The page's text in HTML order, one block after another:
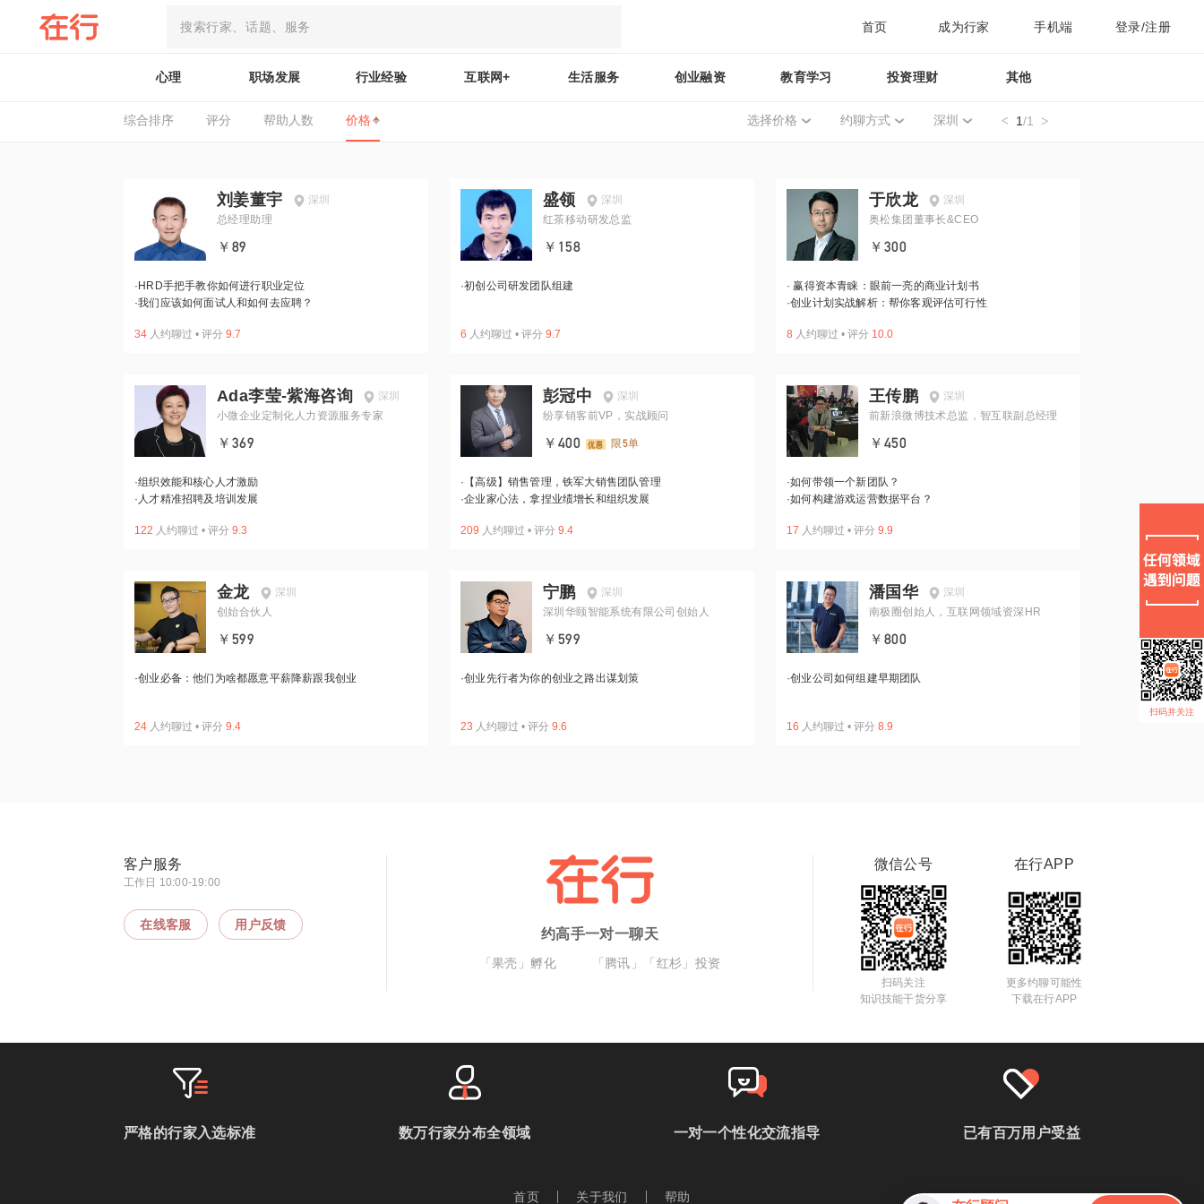
首页 成为行家 手机端 登录/注册
心理 职场发展 行业经验 互联网+ 生活服务 创业融资 教育学习 投资理财 其他
综合排序 评分 帮助人数 价格 选择价格 约聊方式 深圳 1/1
刘姜董宇
深圳
总经理助理
￥89
· HRD手把手教你如何进行职业定位
·我们应该如何面试人和如何去应聘？
34 人约聊过 • 评分 9.7
盛领
深圳
红茶移动研发总监
￥158
·初创公司研发团队组建
6 人约聊过 • 评分 9.7
于欣龙
深圳
奥松集团董事长&CEO
￥300
· 赢得资本青睐：眼前一亮的商业计划书
·创业计划实战解析：帮你客观评估可行性
8 人约聊过 • 评分 10.0
Ada李莹-紫海咨询
深圳
小微企业定制化人力资源服务专家
￥369
·组织效能和核心人才激励
· 人才精准招聘及培训发展
122 人约聊过 • 评分 9.3
彭冠中
深圳
纷享销客前VP，实战顾问
￥400 限5单
· 【高级】销售管理，铁军大销售团队管理
·企业家心法，拿捏业绩增长和组织发展
209 人约聊过 • 评分 9.4
王传鹏
深圳
前新浪微博技术总监，智互联副总经理
￥450
·如何带领一个新团队？
·如何构建游戏运营数据平台？
17 人约聊过 • 评分 9.9
金龙
深圳
创始合伙人
￥599
·创业必备：他们为啥都愿意平薪降薪跟我创业
24 人约聊过 • 评分 9.4
宁鹏
深圳
深圳华颐智能系统有限公司创始人
￥599
·创业先行者为你的创业之路出谋划策
23 人约聊过 • 评分 9.6
潘国华
深圳
南极圈创始人，互联网领域资深HR
￥800
·创业公司如何组建早期团队
16 人约聊过 • 评分 8.9
扫码并关注
客户服务
工作日 10:00-19:00
在线客服 用户反馈
约高手一对一聊天
「果壳」孵化 「腾讯」「红杉」投资
微信公号
扫码关注
知识技能干货分享
在行APP
更多约聊可能性
下载在行APP
严格的行家入选标准 数万行家分布全领域 一对一个性化交流指导 已有百万用户受益
首页 关于我们 帮助